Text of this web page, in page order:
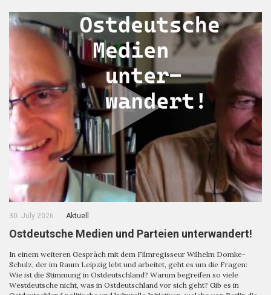
30. July 2026 Aktuell
Ostdeutsche Medien und Parteien unterwandert!
In einem weiteren Gespräch mit dem Filmregisseur Wilhelm Domke-
Schulz, der im Raum Leipzig lebt und arbeitet, geht es um die Fragen:
Wie ist die Stimmung in Ostdeutschland? Warum begreifen so viele
Westdeutsche nicht, was in Ostdeutschland vor sich geht? Gib es in